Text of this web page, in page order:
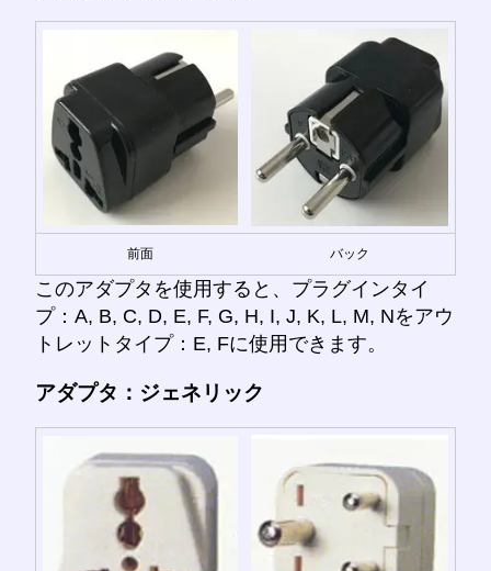
前面 バック
このアダプタを使用すると、プラグインタイ
プ：A, B, C, D, E, F, G, H, I, J, K, L, M, Nをアウ
トレットタイプ：E, Fに使用できます。
アダプタ：ジェネリック